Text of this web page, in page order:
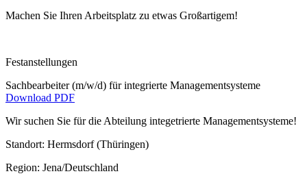
Machen Sie Ihren Arbeitsplatz zu etwas Großartigem!
Festanstellungen
Sachbearbeiter (m/w/d) für integrierte Managementsysteme
Download PDF
Wir suchen Sie für die Abteilung integetrierte Managementsysteme!
Standort: Hermsdorf (Thüringen)
Region: Jena/Deutschland